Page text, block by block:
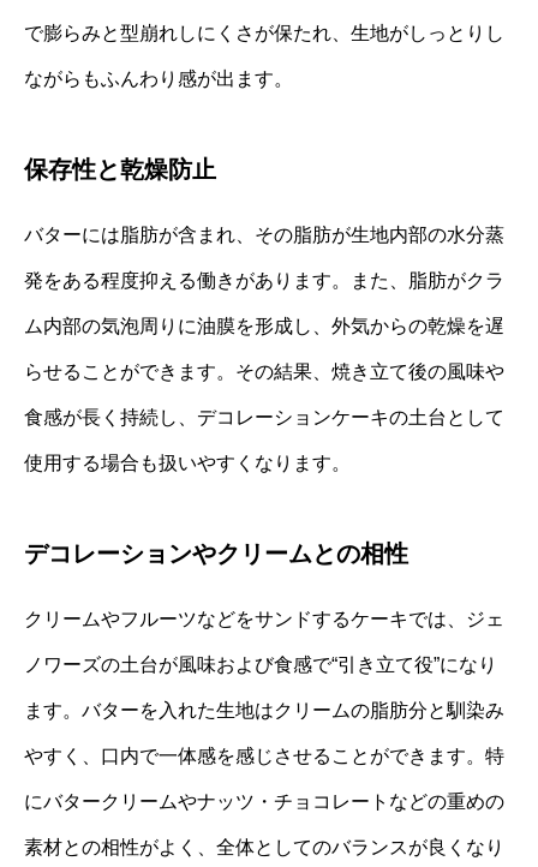
で膨らみと型崩れしにくさが保たれ、生地がしっとりし
ながらもふんわり感が出ます。
保存性と乾燥防止
バターには脂肪が含まれ、その脂肪が生地内部の水分蒸
発をある程度抑える働きがあります。また、脂肪がクラ
ム内部の気泡周りに油膜を形成し、外気からの乾燥を遅
らせることができます。その結果、焼き立て後の風味や
食感が長く持続し、デコレーションケーキの土台として
使用する場合も扱いやすくなります。
デコレーションやクリームとの相性
クリームやフルーツなどをサンドするケーキでは、ジェ
ノワーズの土台が風味および食感で“引き立て役”になり
ます。バターを入れた生地はクリームの脂肪分と馴染み
やすく、口内で一体感を感じさせることができます。特
にバタークリームやナッツ・チョコレートなどの重めの
素材との相性がよく、全体としてのバランスが良くなり